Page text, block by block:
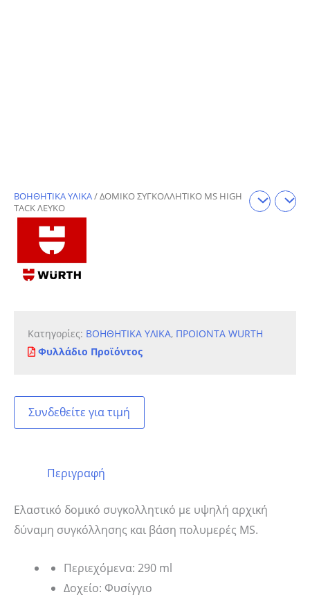
ΒΟΗΘΗΤΙΚΑ ΥΛΙΚΑ/ ΔΟΜΙΚΟ ΣΥΓΚΟΛΛΗΤΙΚΟ MS HIGH
TACK ΛΕΥΚΟ
Κατηγορίες: ΒΟΗΘΗΤΙΚΑ ΥΛΙΚΑ, ΠΡΟΙΟΝΤΑ WURTH
Φυλλάδιο Προϊόντος
Συνδεθείτε για τιμή
Περιγραφή
Ελαστικό δομικό συγκολλητικό με υψηλή αρχική
δύναμη συγκόλλησης και βάση πολυμερές MS.
Περιεχόμενα: 290 ml
Δοχείο: Φυσίγγιο